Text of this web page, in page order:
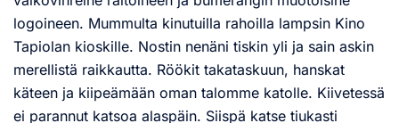
logoineen. Mummulta kinutuilla rahoilla lampsin Kino
Tapiolan kioskille. Nostin nenäni tiskin yli ja sain askin
merellistä raikkautta. Röökit takataskuun, hanskat
käteen ja kiipeämään oman talomme katolle. Kiivetessä
ei parannut katsoa alaspäin. Siispä katse tiukasti